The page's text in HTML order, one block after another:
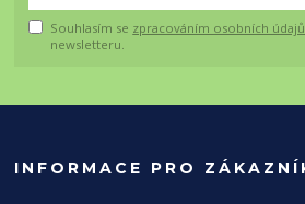
Souhlasím se zpracováním osobních údajů
newsletteru.
INFORMACE PRO